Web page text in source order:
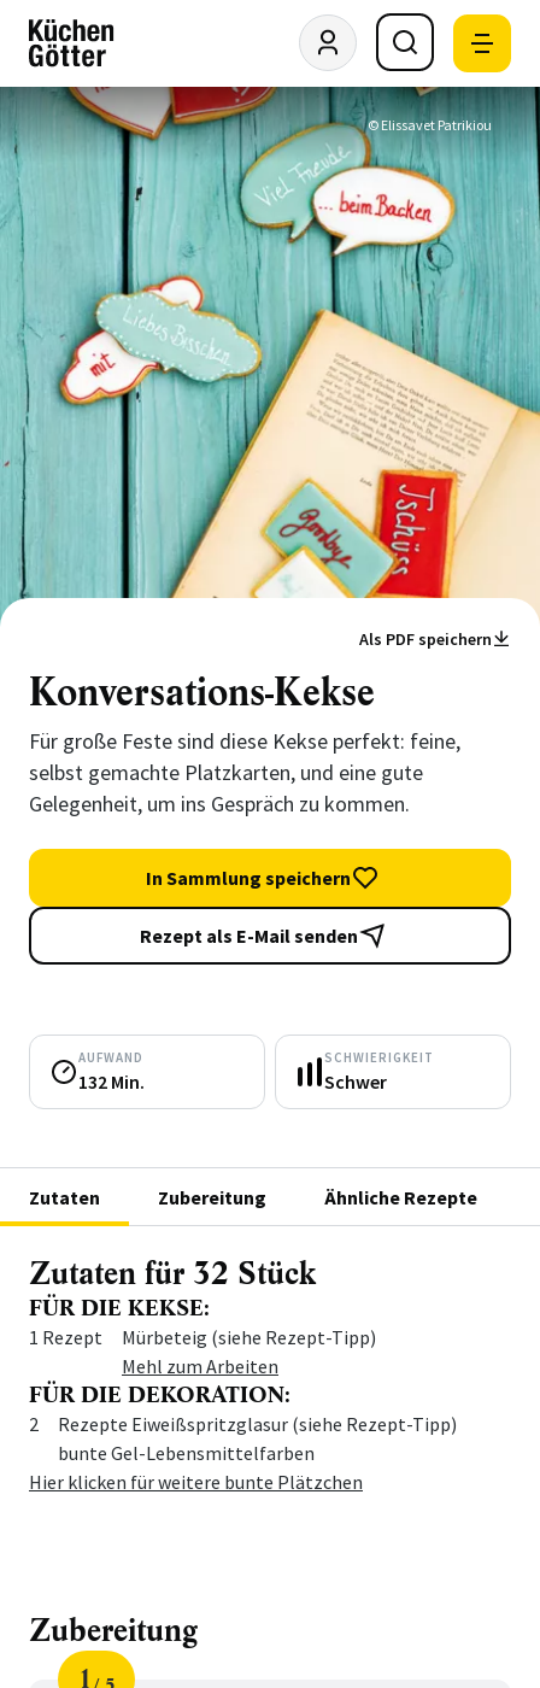
© Elissavet Patrikiou
Als PDF speichern
Konversations-Kekse
Für große Feste sind diese Kekse perfekt: feine,
selbst gemachte Platzkarten, und eine gute
Gelegenheit, um ins Gespräch zu kommen.
In Sammlung speichern
Rezept als E-Mail senden
AUFWAND
132 Min.
SCHWIERIGKEIT
Schwer
Zutaten Zubereitung Ähnliche Rezepte
Zutaten für 32 Stück
FÜR DIE KEKSE:
MengeZutat
1 Rezept
Mürbeteig (siehe Rezept-Tipp)
Mehl zum Arbeiten
FÜR DIE DEKORATION:
MengeZutat
2
Rezepte Eiweißspritzglasur (siehe Rezept-Tipp)
bunte Gel-Lebensmittelfarben
Hier klicken für weitere bunte Plätzchen
Zubereitung
1